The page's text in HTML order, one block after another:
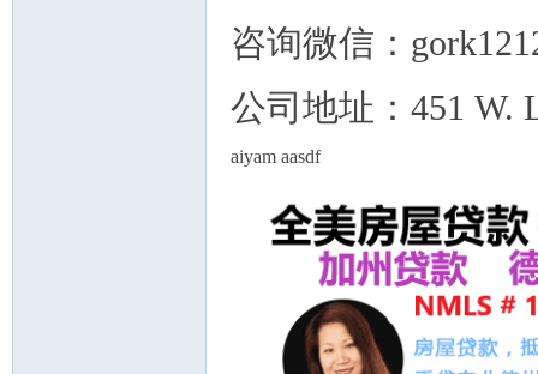
咨询微信：
公司地址：451 W.
aiyam aasdf